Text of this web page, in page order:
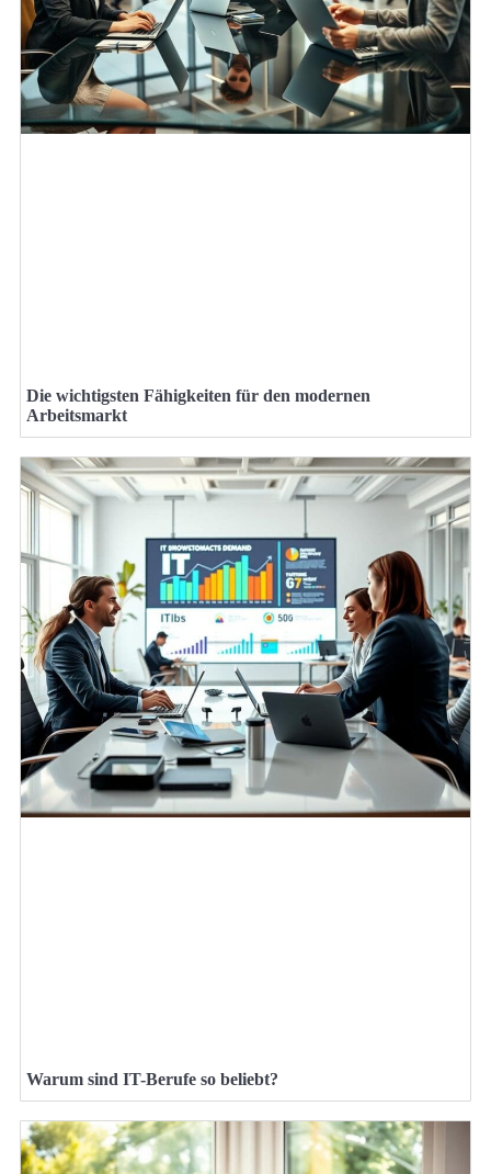
Die wichtigsten Fähigkeiten für den modernen
Arbeitsmarkt
Warum sind IT-Berufe so beliebt?